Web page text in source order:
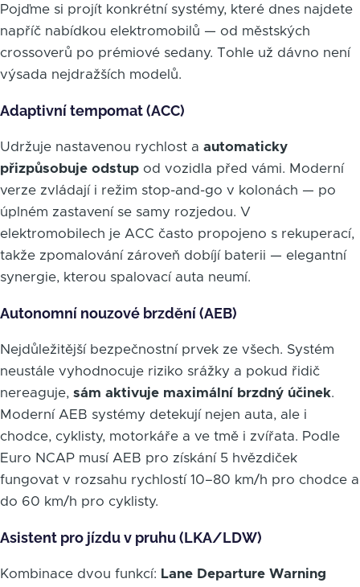
Pojďme si projít konkrétní systémy, které dnes najdete
napříč nabídkou elektromobilů — od městských
crossoverů po prémiové sedany. Tohle už dávno není
výsada nejdražších modelů.
Adaptivní tempomat (ACC)
Udržuje nastavenou rychlost a automaticky
přizpůsobuje odstup od vozidla před vámi. Moderní
verze zvládají i režim stop-and-go v kolonách — po
úplném zastavení se samy rozjedou. V
elektromobilech je ACC často propojeno s rekuperací,
takže zpomalování zároveň dobíjí baterii — elegantní
synergie, kterou spalovací auta neumí.
Autonomní nouzové brzdění (AEB)
Nejdůležitější bezpečnostní prvek ze všech. Systém
neustále vyhodnocuje riziko srážky a pokud řidič
nereaguje, sám aktivuje maximální brzdný účinek.
Moderní AEB systémy detekují nejen auta, ale i
chodce, cyklisty, motorkáře a ve tmě i zvířata. Podle
Euro NCAP musí AEB pro získání 5 hvězdiček
fungovat v rozsahu rychlostí 10–80 km/h pro chodce a
do 60 km/h pro cyklisty.
Asistent pro jízdu v pruhu (LKA/LDW)
Kombinace dvou funkcí: Lane Departure Warning